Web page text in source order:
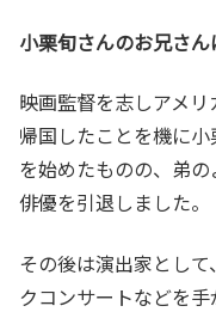
小栗旬さんのお兄さん
映画監督を志しアメ
帰国したことを機に
を始めたものの、弟
俳優を引退しました。
その後は演出家とし
クコンサートなどを